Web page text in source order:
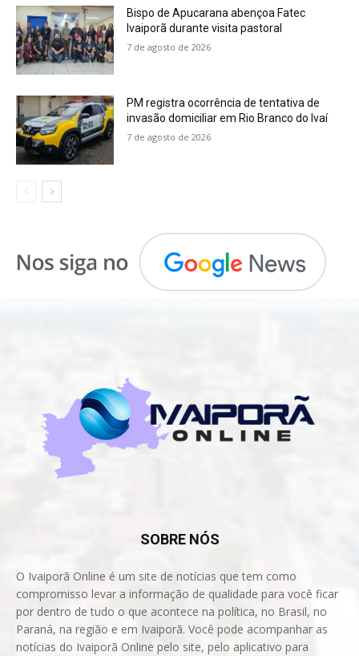
Bispo de Apucarana abençoa Fatec
Ivaiporã durante visita pastoral
7 de agosto de 2026
PM registra ocorrência de tentativa de
invasão domiciliar em Rio Branco do Ivaí
7 de agosto de 2026
SOBRE NÓS
O Ivaiporã Online é um site de notícias que tem como
compromisso levar a informação de qualidade para você ficar
por dentro de tudo o que acontece na política, no Brasil, no
Paraná, na região e em Ivaiporã. Você pode acompanhar as
notícias do Ivaiporã Online pelo site, pelo aplicativo para